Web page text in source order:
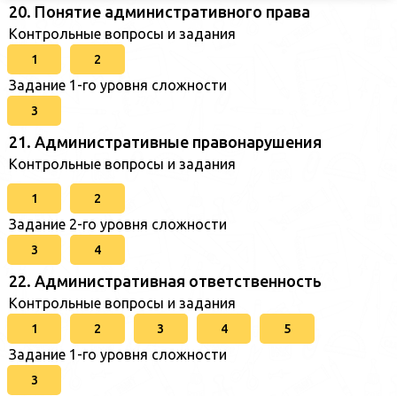
20. Понятие административного права
Контрольные вопросы и задания
1 2
Задание 1-го уровня сложности
3
21. Административные правонарушения
Контрольные вопросы и задания
1 2
Задание 2-го уровня сложности
3 4
22. Административная ответственность
Контрольные вопросы и задания
1 2 3 4 5
Задание 1-го уровня сложности
3